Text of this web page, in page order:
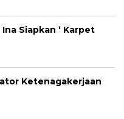
Siapkan ‘ Karpet
Ketenagakerjaan